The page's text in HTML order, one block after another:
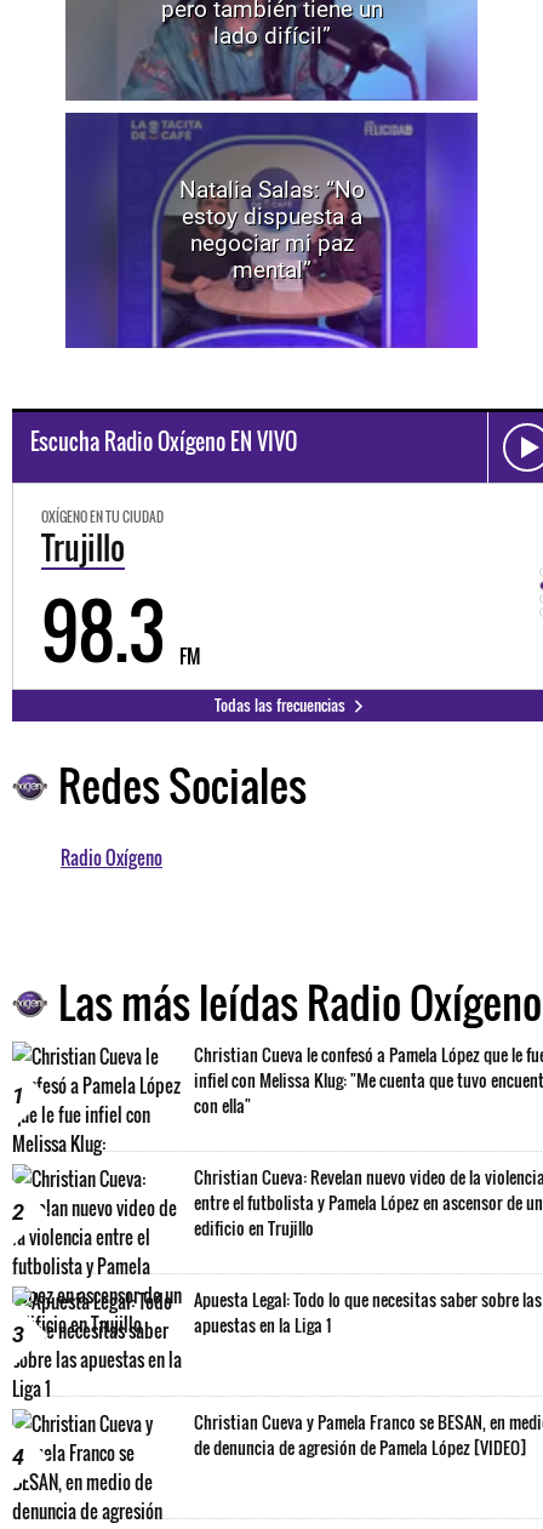
pero también tiene un
lado difícil”
Natalia Salas: “No
estoy dispuesta a
negociar mi paz
mental”
Escucha Radio Oxígeno EN VIVO
OXÍGENO EN TU CIUDAD
Trujillo
98.3 FM
Todas las frecuencias
Redes Sociales
Radio Oxígeno
Las más leídas Radio Oxígeno
1
Christian Cueva le confesó a Pamela López que le
infiel con Melissa Klug: "Me cuenta que tuvo
con ella"
2
Christian Cueva: Revelan nuevo video de la
entre el futbolista y Pamela López en ascensor de un
edificio en Trujillo
3
Apuesta Legal: Todo lo que necesitas saber sobre las
apuestas en la Liga 1
4
Christian Cueva y Pamela Franco se BESAN, en
de denuncia de agresión de Pamela López [VIDEO]